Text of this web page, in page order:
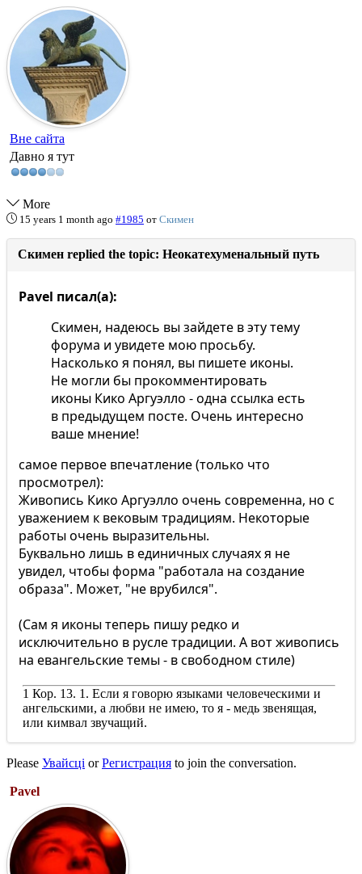
Вне сайта
Давно я тут
More
15 years 1 month ago #1985 от Скимен
Скимен replied the topic: Неокатехуменальный путь
Pavel писал(а):
Скимен, надеюсь вы зайдете в эту тему
форума и увидете мою просьбу.
Насколько я понял, вы пишете иконы.
Не могли бы прокомментировать
иконы Кико Аргуэлло - одна ссылка есть
в предыдущем посте. Очень интересно
ваше мнение!
самое первое впечатление (только что
просмотрел):
Живопись Кико Аргуэлло очень современна, но с
уважением к вековым традициям. Некоторые
работы очень выразительны.
Буквально лишь в единичных случаях я не
увидел, чтобы форма "работала на создание
образа". Может, "не врубился".
(Сам я иконы теперь пишу редко и
исключительно в русле традиции. А вот живопись
на евангельские темы - в свободном стиле)
1 Кор. 13. 1. Если я говорю языками человеческими и
ангельскими, а любви не имею, то я - медь звенящая,
или кимвал звучащий.
Please Увайсці orРегистрация to join the conversation.
Pavel